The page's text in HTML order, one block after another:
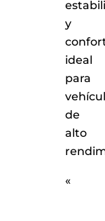
y
ideal
para
de
alto
«